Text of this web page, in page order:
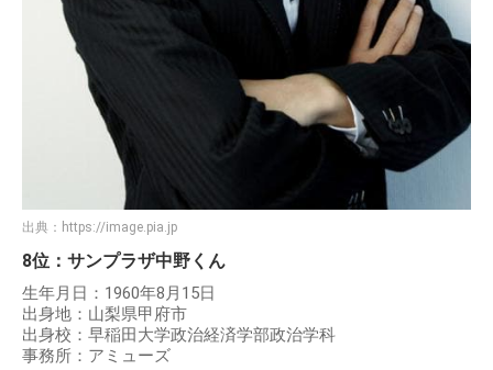
出典： https://image.pia.jp
8位：サンプラザ中野くん
生年月日：1960年8月15日
出身地：山梨県甲府市
出身校：早稲田大学政治経済学部政治学科
事務所：アミューズ